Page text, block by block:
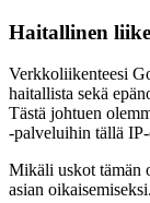
Haitallinen
Verkkoliikenteesi
haitallista sekä
Tästä johtuen
-palveluihin tällä
Mikäli uskot tämän
asian oikaisemiseksi.